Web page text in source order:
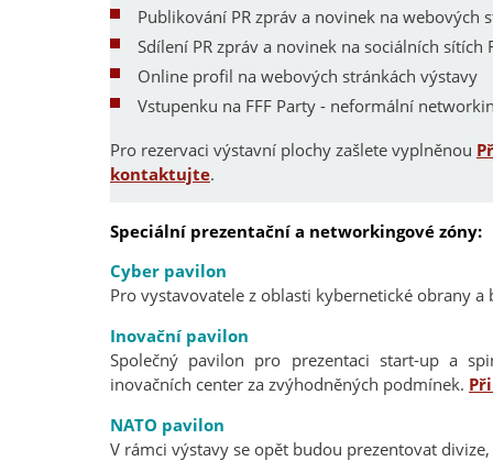
Publikování PR zpráv a novinek na webových
Sdílení PR zpráv a novinek na sociálních sítích
Online profil na webových stránkách výstavy
Vstupenku na FFF Party - neformální
Pro rezervaci výstavní plochy zašlete vyplněnou
kontaktujte.
Speciální prezentační a networkingové zóny:
Cyber pavilon
Pro vystavovatele z oblasti kybernetické obrany
Inovační pavilon
Společný pavilon pro prezentaci start-up a
inovačních center za zvýhodněných podmínek.
NATO pavilon
V rámci výstavy se opět budou prezentovat